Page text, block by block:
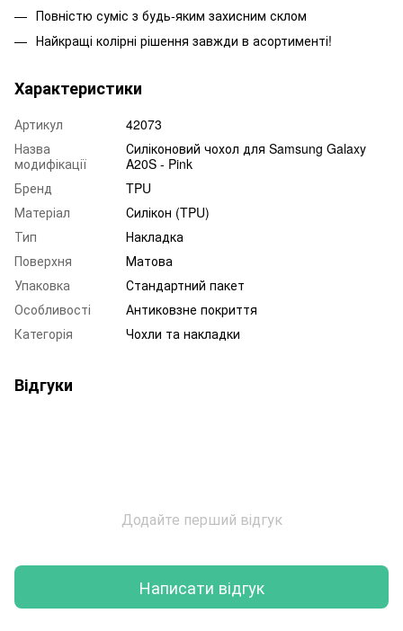
Повністю суміс з будь-яким захисним склом
Найкращі колірні рішення завжди в асортименті!
Характеристики
Артикул
42073
Назва
модифікації
Силіконовий чохол для Samsung Galaxy
A20S - Pink
Бренд
TPU
Матеріал
Силікон (TPU)
Тип
Накладка
Поверхня
Матова
Упаковка
Стандартний пакет
Особливості
Антиковзне покриття
Категорія
Чохли та накладки
Відгуки
Додайте перший відгук
Написати відгук